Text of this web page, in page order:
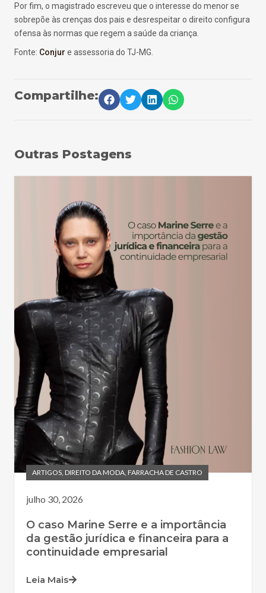
Por fim, o magistrado escreveu que o interesse do menor se
sobrepõe às crenças dos pais e desrespeitar o direito configura
ofensa às normas que regem a saúde da criança.
Fonte: Conjur e assessoria do TJ-MG.
Compartilhe:
Outras Postagens
ARTIGOS, DIREITO DA MODA, FARRACHA DE CASTRO
julho 30, 2026
O caso Marine Serre e a importância
da gestão jurídica e financeira para a
continuidade empresarial
Leia Mais